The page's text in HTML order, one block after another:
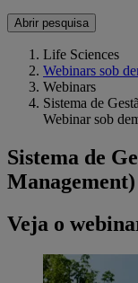
Abrir pesquisa
Life Sciences
Webinars sob
Webinars
Sistema de
Webinar sob
Sistema de
Veja o